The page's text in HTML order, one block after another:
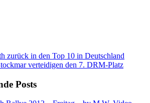
zurück in den Top 10 in Deutschland
verteidigen den 7. DRM-Platz
Posts